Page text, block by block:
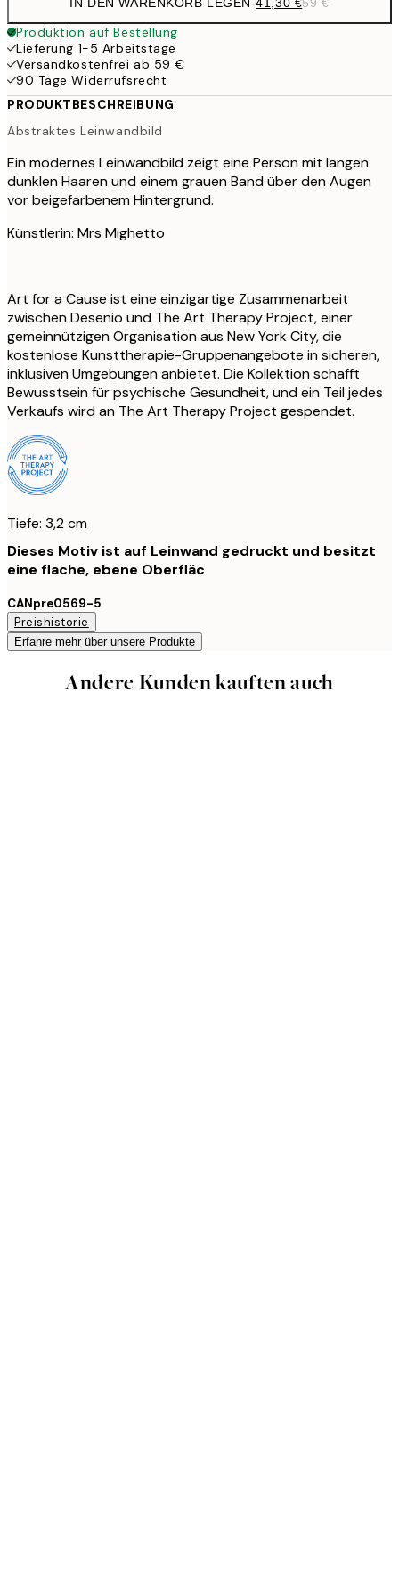
Produktion auf Bestellung
Lieferung 1-5 Arbeitstage
Versandkostenfrei ab 59 €
90 Tage Widerrufsrecht
PRODUKTBESCHREIBUNG
Abstraktes Leinwandbild
Ein modernes Leinwandbild zeigt eine Person mit langen
dunklen Haaren und einem grauen Band über den Augen
vor beigefarbenem Hintergrund.
Künstlerin: Mrs Mighetto
Art for a Cause ist eine einzigartige Zusammenarbeit
zwischen Desenio und The Art Therapy Project, einer
gemeinnützigen Organisation aus New York City, die
kostenlose Kunsttherapie-Gruppenangebote in sicheren,
inklusiven Umgebungen anbietet. Die Kollektion schafft
Bewusstsein für psychische Gesundheit, und ein Teil jedes
Verkaufs wird an The Art Therapy Project gespendet.
Tiefe: 3,2 cm
Dieses Motiv ist auf Leinwand gedruckt und besitzt
eine flache, ebene Oberfläc
CANpre0569-5
Preishistorie
Erfahre mehr über unsere Produkte
Andere Kunden kauften auch